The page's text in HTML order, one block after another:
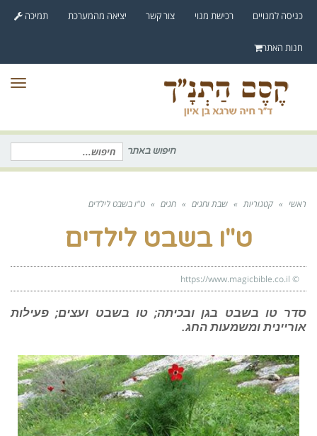
כניסה למנויים רכישת מנוי צור קשר יציאה מהמערכת תמיכה
חנות האתר
חיפוש באתר חיפוש
ראשי » קטגוריות » שבת וחגים » חגים » ט"ו בשבט לילדים
ט"ו בשבט לילדים
©
https://www.magicbible.co.il
סדר טו בשבט בגן ובכיתה; טו בשבט ועצים; פעילות
אוריינית ומשמעות החג.